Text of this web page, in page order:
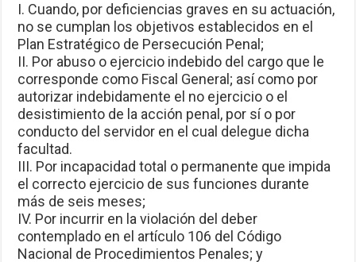
I. Cuando, por deficiencias graves en su actuación,
no se cumplan los objetivos establecidos en el
Plan Estratégico de Persecución Penal;
II. Por abuso o ejercicio indebido del cargo que le
corresponde como Fiscal General; así como por
autorizar indebidamente el no ejercicio o el
desistimiento de la acción penal, por sí o por
conducto del servidor en el cual delegue dicha
facultad.
III. Por incapacidad total o permanente que impida
el correcto ejercicio de sus funciones durante
más de seis meses;
IV. Por incurrir en la violación del deber
contemplado en el artículo 106 del Código
Nacional de Procedimientos Penales; y